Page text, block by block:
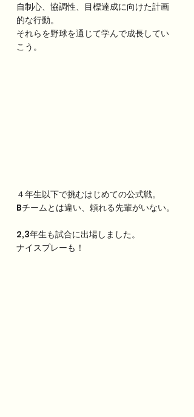
自制心、協調性、目標達成に向けた計画
的な行動。
それらを野球を通じて学んで成長してい
こう。
４年生以下で挑むはじめての公式戦。
Bチームとは違い、頼れる先輩がいない。
2,3年生も試合に出場しました。
ナイスプレーも！